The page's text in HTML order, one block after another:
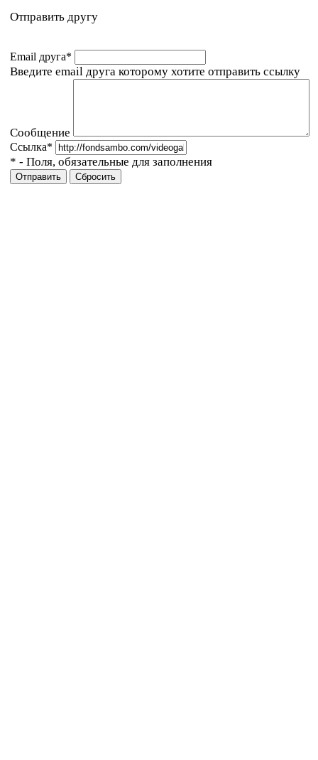
Отправить другу
Email друга*
Введите email друга которому хотите отправить ссылку
Сообщение
Ссылка*
* - Поля, обязательные для заполнения